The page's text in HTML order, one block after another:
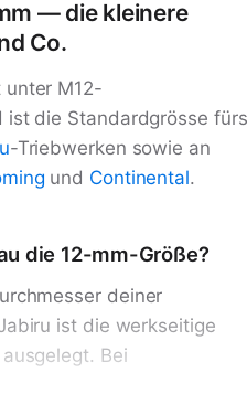
— die kleinere
Co.
unter M12-
ist die Standardgrösse fürs
-Triebwerken sowie an
und Continental.
die 12-mm-Größe?
deiner
ist die werkseitige
Bei